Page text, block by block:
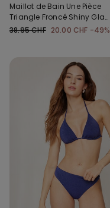
Maillot de Bain Une Pièce
Triangle Froncé Shiny Glam
Bleu
38.95 CHF 20.00 CHF -49%